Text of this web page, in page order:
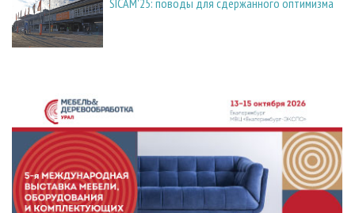
SICAM'25: поводы для сдержанного оптимизма